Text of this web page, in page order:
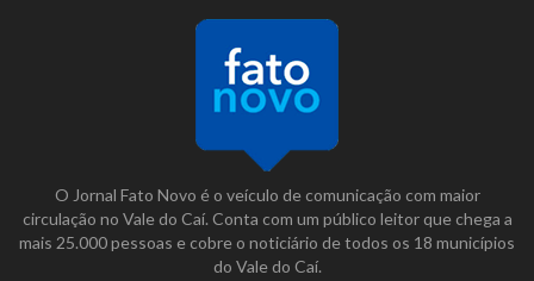
O Jornal Fato Novo é o veículo de comunicação com maior
circulação no Vale do Caí. Conta com um público leitor que chega a
mais 25.000 pessoas e cobre o noticiário de todos os 18 municípios
do Vale do Caí.